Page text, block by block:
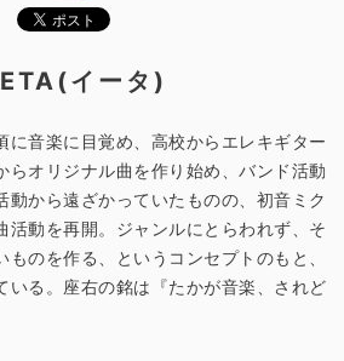
イータ)
に音楽に目覚め、高校からエレキギター
らオリジナル曲を作り始め、バンド活動
動から遠ざかっていたものの、初音ミク
活動を再開。ジャンルにとらわれず、そ
のを作る、というコンセプトのもと、
いる。座右の銘は『たかが音楽、されど